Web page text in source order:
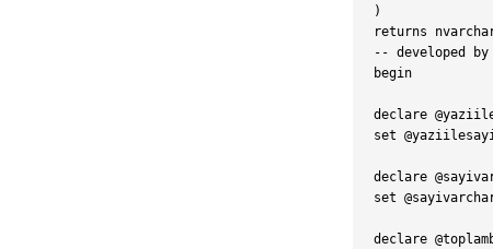
)
returns
-- developed
begin
declare
set
declare
set
declare